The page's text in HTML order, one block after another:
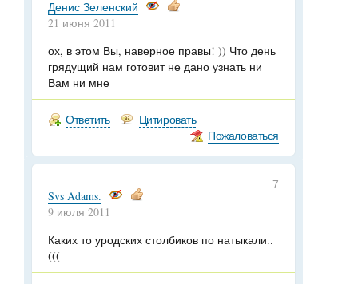
Денис Зеленский
21 июня 2011
ох, в этом Вы, наверное правы! )) Что день
грядущий нам готовит не дано узнать ни
Вам ни мне
Ответить
Цитировать
Пожаловаться
7
Svs Adams.
9 июля 2011
Каких то уродских столбиков по натыкали..
(((